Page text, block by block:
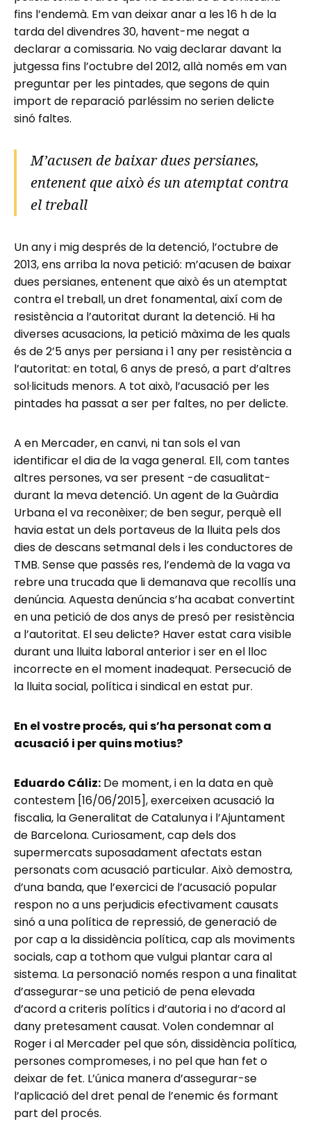
fins l’endemà. Em van deixar anar a les 16 h de la
tarda del divendres 30, havent-me negat a
declarar a comissaria. No vaig declarar davant la
jutgessa fins l’octubre del 2012, allà només em van
preguntar per les pintades, que segons de quin
import de reparació parléssim no serien delicte
sinó faltes.
M’acusen de baixar dues persianes,
entenent que això és un atemptat contra
el treball
Un any i mig després de la detenció, l’octubre de
2013, ens arriba la nova petició: m’acusen de baixar
dues persianes, entenent que això és un atemptat
contra el treball, un dret fonamental, així com de
resistència a l’autoritat durant la detenció. Hi ha
diverses acusacions, la petició màxima de les quals
és de 2’5 anys per persiana i 1 any per resistència a
l’autoritat: en total, 6 anys de presó, a part d’altres
sol·licituds menors. A tot això, l’acusació per les
pintades ha passat a ser per faltes, no per delicte.
A en Mercader, en canvi, ni tan sols el van
identificar el dia de la vaga general. Ell, com tantes
altres persones, va ser present -de casualitat-
durant la meva detenció. Un agent de la Guàrdia
Urbana el va reconèixer; de ben segur, perquè ell
havia estat un dels portaveus de la lluita pels dos
dies de descans setmanal dels i les conductores de
TMB. Sense que passés res, l’endemà de la vaga va
rebre una trucada que li demanava que recollís una
denúncia. Aquesta denúncia s’ha acabat convertint
en una petició de dos anys de presó per resistència
a l’autoritat. El seu delicte? Haver estat cara visible
durant una lluita laboral anterior i ser en el lloc
incorrecte en el moment inadequat. Persecució de
la lluita social, política i sindical en estat pur.
En el vostre procés, qui s’ha personat com a
acusació i per quins motius?
Eduardo Cáliz: De moment, i en la data en què
contestem [16/06/2015], exerceixen acusació la
fiscalia, la Generalitat de Catalunya i l’Ajuntament
de Barcelona. Curiosament, cap dels dos
supermercats suposadament afectats estan
personats com acusació particular. Això demostra,
d’una banda, que l’exercici de l’acusació popular
respon no a uns perjudicis efectivament causats
sinó a una política de repressió, de generació de
por cap a la dissidència política, cap als moviments
socials, cap a tothom que vulgui plantar cara al
sistema. La personació només respon a una finalitat
d’assegurar-se una petició de pena elevada
d’acord a criteris polítics i d’autoria i no d’acord al
dany pretesament causat. Volen condemnar al
Roger i al Mercader pel que són, dissidència política,
persones compromeses, i no pel que han fet o
deixar de fet. L’única manera d’assegurar-se
l’aplicació del dret penal de l’enemic és formant
part del procés.